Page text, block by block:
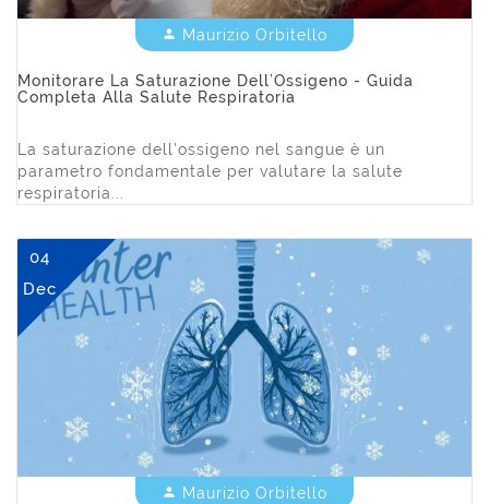
 Maurizio Orbitello
Monitorare La Saturazione Dell’Ossigeno - Guida
Completa Alla Salute Respiratoria
La saturazione dell’ossigeno nel sangue è un
parametro fondamentale per valutare la salute
respiratoria...
04
Dec
 Maurizio Orbitello